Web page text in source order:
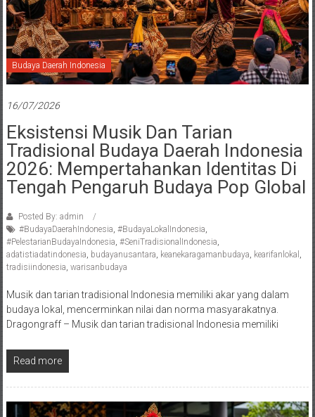
Budaya Daerah Indonesia
16/07/2026
Eksistensi Musik Dan Tarian
Tradisional Budaya Daerah Indonesia
2026: Mempertahankan Identitas Di
Tengah Pengaruh Budaya Pop Global
Posted By: admin
#BudayaDaerahIndonesia #BudayaLokalIndonesia
#PelestarianBudayaIndonesia #SeniTradisionalIndonesia
adatistiadatindonesia budayanusantara keanekaragamanbudaya kearifanlokal
tradisiindonesia warisanbudaya
Musik dan tarian tradisional Indonesia memiliki akar yang dalam
budaya lokal, mencerminkan nilai dan norma masyarakatnya.
Dragongraff – Musik dan tarian tradisional Indonesia memiliki
Read more